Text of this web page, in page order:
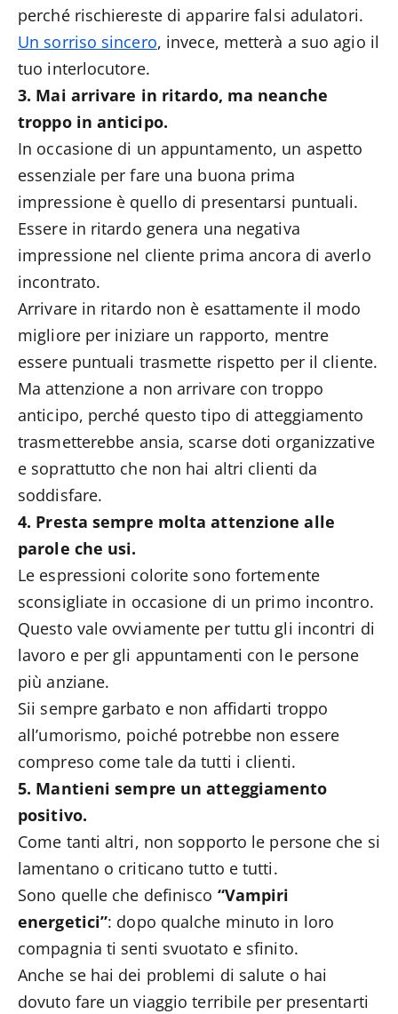
perché rischiereste di apparire falsi adulatori.
Un sorriso sincero, invece, metterà a suo agio il
tuo interlocutore.
3. Mai arrivare in ritardo, ma neanche
troppo in anticipo.
In occasione di un appuntamento, un aspetto
essenziale per fare una buona prima
impressione è quello di presentarsi puntuali.
Essere in ritardo genera una negativa
impressione nel cliente prima ancora di averlo
incontrato.
Arrivare in ritardo non è esattamente il modo
migliore per iniziare un rapporto, mentre
essere puntuali trasmette rispetto per il cliente.
Ma attenzione a non arrivare con troppo
anticipo, perché questo tipo di atteggiamento
trasmetterebbe ansia, scarse doti organizzative
e soprattutto che non hai altri clienti da
soddisfare.
4. Presta sempre molta attenzione alle
parole che usi.
Le espressioni colorite sono fortemente
sconsigliate in occasione di un primo incontro.
Questo vale ovviamente per tuttu gli incontri di
lavoro e per gli appuntamenti con le persone
più anziane.
Sii sempre garbato e non affidarti troppo
all’umorismo, poiché potrebbe non essere
compreso come tale da tutti i clienti.
5. Mantieni sempre un atteggiamento
positivo.
Come tanti altri, non sopporto le persone che si
lamentano o criticano tutto e tutti.
Sono quelle che definisco “Vampiri
energetici”: dopo qualche minuto in loro
compagnia ti senti svuotato e sfinito.
Anche se hai dei problemi di salute o hai
dovuto fare un viaggio terribile per presentarti